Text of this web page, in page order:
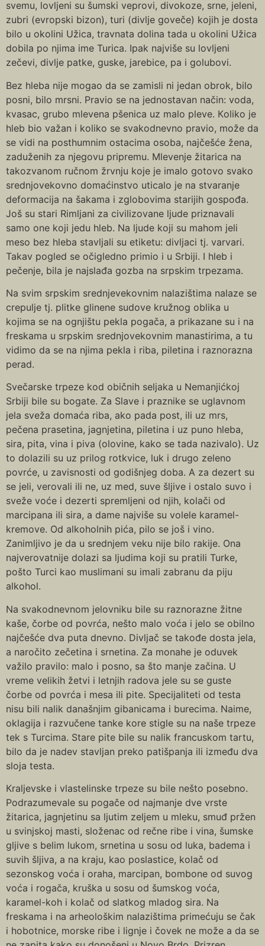
svemu, lovljeni su šumski veprovi, divokoze, srne, jeleni,
zubri (evropski bizon), turi (divlje goveče) kojih je dosta
bilo u okolini Užica, travnata dolina tada u okolini Užica
dobila po njima ime Turica. Ipak najviše su lovljeni
zečevi, divlje patke, guske, jarebice, pa i golubovi.
Bez hleba nije mogao da se zamisli ni jedan obrok, bilo
posni, bilo mrsni. Pravio se na jednostavan način: voda,
kvasac, grubo mlevena pšenica uz malo pleve. Кoliko je
hleb bio važan i koliko se svakodnevno pravio, može da
se vidi na posthumnim ostacima osoba, najčešće žena,
zaduženih za njegovu pripremu. Mlevenje žitarica na
takozvanom ručnom žrvnju koje je imalo gotovo svako
srednjovekovno domaćinstvo uticalo je na stvaranje
deformacija na šakama i zglobovima starijih gospođa.
Još su stari Rimljani za civilizovane ljude priznavali
samo one koji jedu hleb. Na ljude koji su mahom jeli
meso bez hleba stavljali su etiketu: divljaci tj. varvari.
Takav pogled se očigledno primio i u Srbiji. I hleb i
pečenje, bila je najslađa gozba na srpskim trpezama.
Na svim srpskim srednjevekovnim nalazištima nalaze se
crepulje tj. plitke glinene sudove kružnog oblika u
kojima se na ognjištu pekla pogača, a prikazane su i na
freskama u srpskim srednjovekovnim manastirima, a tu
vidimo da se na njima pekla i riba, piletina i raznorazna
perad.
Svečarske trpeze kod običnih seljaka u Nemanjićkoj
Srbiji bile su bogate. Za Slave i praznike se uglavnom
jela sveža domaća riba, ako pada post, ili uz mrs,
pečena prasetina, jagnjetina, piletina i uz puno hleba,
sira, pita, vina i piva (olovine, kako se tada nazivalo). Uz
to dolazili su uz prilog rotkvice, luk i drugo zeleno
povrće, u zavisnosti od godišnjeg doba. A za dezert su
se jeli, verovali ili ne, uz med, suve šljive i ostalo suvo i
sveže voće i dezerti spremljeni od njih, kolači od
marcipana ili sira, a dame najviše su volele karamel-
kremove. Od alkoholnih pića, pilo se još i vino.
Zanimljivo je da u srednjem veku nije bilo rakije. Ona
najverovatnije dolazi sa ljudima koji su pratili Turke,
pošto Turci kao muslimani su imali zabranu da piju
alkohol.
Na svakodnevnom jelovniku bile su raznorazne žitne
kaše, čorbe od povrća, nešto malo voća i jelo se obilno
najčešće dva puta dnevno. Divljač se takođe dosta jela,
a naročito zečetina i srnetina. Za monahe je oduvek
važilo pravilo: malo i posno, sa što manje začina. U
vreme velikih žetvi i letnjih radova jele su se guste
čorbe od povrća i mesa ili pite. Specijaliteti od testa
nisu bili nalik današnjim gibanicama i burecima. Naime,
oklagija i razvučene tanke kore stigle su na naše trpeze
tek s Turcima. Stare pite bile su nalik francuskom tartu,
bilo da je nadev stavljan preko patišpanja ili između dva
sloja testa.
Кraljevske i vlastelinske trpeze su bile nešto posebno.
Podrazumevale su pogače od najmanje dve vrste
žitarica, jagnjetinu sa ljutim zeljem u mleku, smuđ pržen
u svinjskoj masti, složenac od rečne ribe i vina, šumske
gljive s belim lukom, srnetina u sosu od luka, badema i
suvih šljiva, a na kraju, kao poslastice, kolač od
sezonskog voća i oraha, marcipan, bombone od suvog
voća i rogača, kruška u sosu od šumskog voća,
karamel-koh i kolač od slatkog mladog sira. Na
freskama i na arheološkim nalazištima primećuju se čak
i hobotnice, morske ribe i lignje i čovek ne može a da se